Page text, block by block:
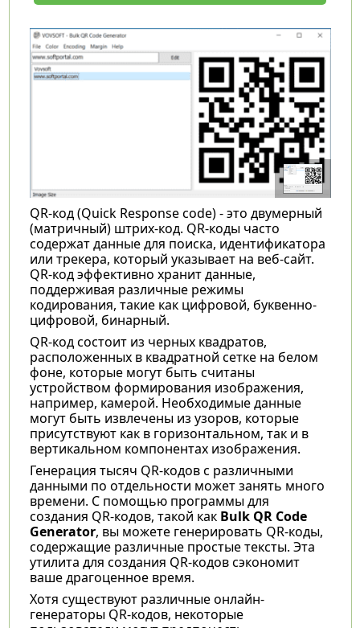
QR-код (Quick Response code) - это двумерный
(матричный) штрих-код. QR-коды часто
содержат данные для поиска, идентификатора
или трекера, который указывает на веб-сайт.
QR-код эффективно хранит данные,
поддерживая различные режимы
кодирования, такие как цифровой, буквенно-
цифровой, бинарный.
QR-код состоит из черных квадратов,
расположенных в квадратной сетке на белом
фоне, которые могут быть считаны
устройством формирования изображения,
например, камерой. Необходимые данные
могут быть извлечены из узоров, которые
присутствуют как в горизонтальном, так и в
вертикальном компонентах изображения.
Генерация тысяч QR-кодов с различными
данными по отдельности может занять много
времени. С помощью программы для
создания QR-кодов, такой как Bulk QR Code
Generator, вы можете генерировать QR-коды,
содержащие различные простые тексты. Эта
утилита для создания QR-кодов сэкономит
ваше драгоценное время.
Хотя существуют различные онлайн-
генераторы QR-кодов, некоторые